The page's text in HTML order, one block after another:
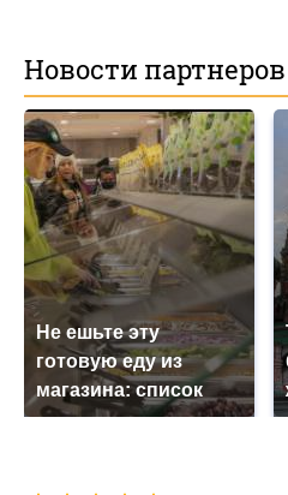
Новости партнеров
Не ешьте эту
готовую еду из
магазина: список